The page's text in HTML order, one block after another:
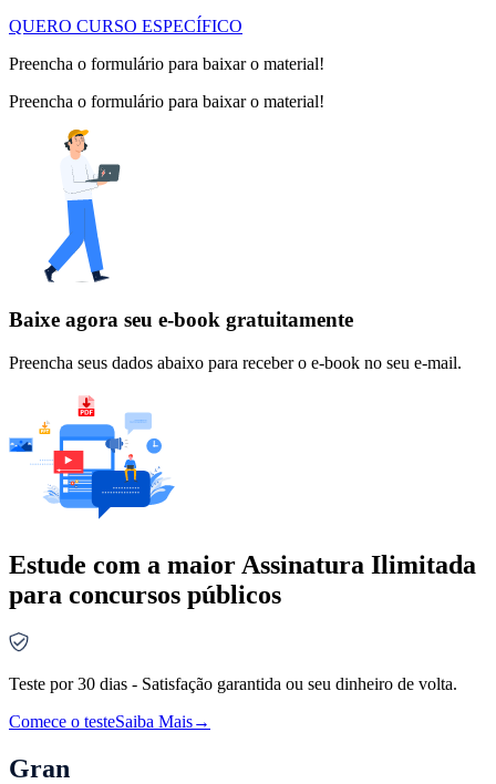
QUERO CURSO ESPECÍFICO
Preencha o formulário para baixar o material!
Preencha o formulário para baixar o material!
Baixe agora seu e-book gratuitamente
Preencha seus dados abaixo para receber o e-book no seu e-mail.
Estude com a maior Assinatura Ilimitada
para concursos públicos
Teste por 30 dias - Satisfação garantida ou seu dinheiro de volta.
Comece o testeSaiba Mais→
Gran